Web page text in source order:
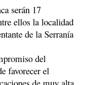
serán 17
ellos la localidad
de la Serranía
del
favorecer el